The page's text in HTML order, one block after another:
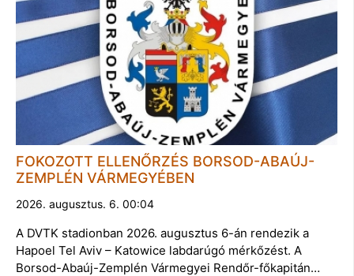
FOKOZOTT ELLENŐRZÉS BORSOD-ABAÚJ-
ZEMPLÉN VÁRMEGYÉBEN
2026. augusztus. 6. 00:04
A DVTK stadionban 2026. augusztus 6-án rendezik a
Hapoel Tel Aviv – Katowice labdarúgó mérkőzést. A
Borsod-Abaúj-Zemplén Vármegyei Rendőr-főkapitán…